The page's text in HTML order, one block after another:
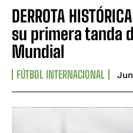
DERROTA
su primera tanda
Mundial
FÚTBOL INTERNACIONAL